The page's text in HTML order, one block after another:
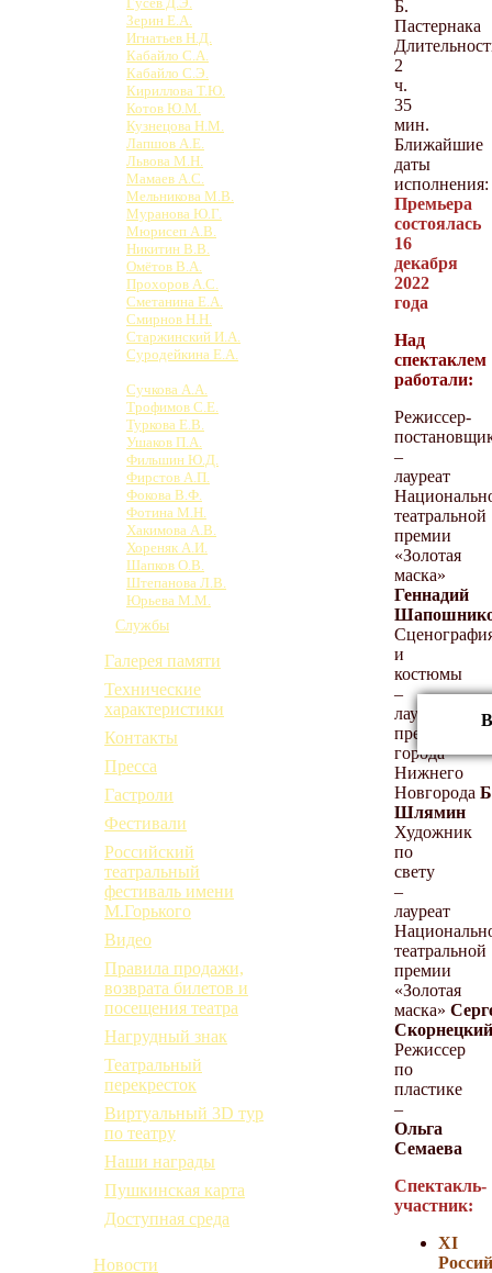
Зерин Е.А.
Игнатьев Н.Д.
Кабайло С.А.
Кабайло С.Э.
Кириллова Т.Ю.
Котов Ю.М.
Кузнецова Н.М.
Лапшов А.Е.
Львова М.Н.
Мамаев А.С.
Мельникова М.В.
Муранова Ю.Г.
Мюрисеп А.В.
Никитин В.В.
Омётов В.А.
Прохоров А.С.
Сметанина Е.А.
Смирнов Н.Н.
Старжинский И.А.
Суродейкина Е.А.
Сучкова А.А.
Трофимов С.Е.
Туркова Е.В.
Ушаков П.А.
Фильшин Ю.Д.
Фирстов А.П.
Фокова В.Ф.
Фотина М.Н.
Хакимова А.В.
Хореняк А.И.
Шапков О.В.
Штепанова Л.В.
Юрьева М.М.
Службы
Галерея памяти
Технические
характеристики
Контакты
Пресса
Гастроли
Фестивали
Российский
театральный
фестиваль имени
М.Горького
Видео
Правила продажи,
возврата билетов и
посещения театра
Нагрудный знак
Театральный
перекресток
Виртуальный 3D тур
по театру
Наши награды
Пушкинская карта
Доступная среда
Новости
Б.
Пастернака
2
ч.
35
мин.
Ближайшие
даты
исполнения:
Премьера
состоялась
16
декабря
2022
года
Над
спектаклем
работали:
Режиссер-
–
лауреат
театральной
премии
«Золотая
маска»
Геннадий
и
костюмы
–
лауреат
премии
города
Нижнего
Новгорода
Шлямин
Художник
по
свету
–
лауреат
театральной
премии
«Золотая
маска»
Скорнецкий
Режиссер
по
пластике
–
Ольга
Семаева
Спектакль-
участник:
ХI